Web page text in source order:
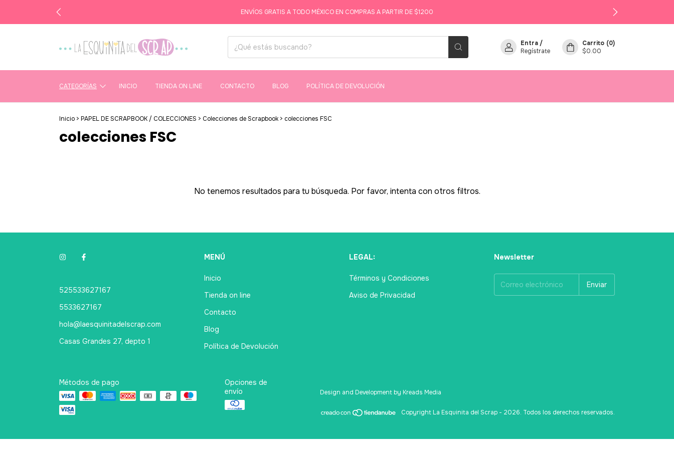
ENVÍOS GRATIS A TODO MÉXICO EN COMPRAS A PARTIR DE $1200
Entra /
Regístrate
Carrito (0)
$0.00
CATEGORÍAS INICIO TIENDA ON LINE CONTACTO BLOG POLÍTICA DE DEVOLUCIÓN
Inicio > PAPEL DE SCRAPBOOK / COLECCIONES > Colecciones de Scrapbook > colecciones FSC
colecciones FSC
No tenemos resultados para tu búsqueda. Por favor, intenta con otros filtros.
525533627167
5533627167
hola@laesquinitadelscrap.com
Casas Grandes 27, depto 1
MENÚ
Inicio
Tienda on line
Contacto
Blog
Política de Devolución
LEGAL:
Términos y Condiciones
Aviso de Privacidad
Newsletter
Métodos de pago
Opciones de
envío
Design and Development by Kreads Media
Copyright La Esquinita del Scrap - 2026. Todos los derechos reservados.